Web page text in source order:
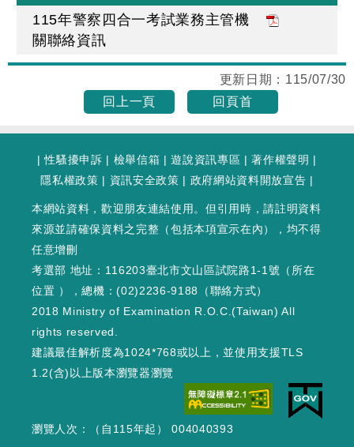
115年警察四合一考試業務主管機
關聯絡資訊
更新日期： 115/07/30
回上一頁
回頁首
|性騷擾申訴 | 檢舉信箱 |遊說資訊專區 |著作權聲明 |
隱私權政策 | 資訊安全政策 | 政府網站資料開放宣告 |
本網站資料，歡迎朋友連結使用。但引用時，請註明資料
來源並請確保資料之完整（包括本項宣示在內），均不得
任意增刪
考選部 地址：116203臺北市文山區試院路1-1號（ 所在
位置 ），總機：(02)2236-9188（聯絡方式）
2018 Ministry of Examination R.O.C.(Taiwan) All
rights reserved.
建議最佳解析度為1024*768或以上，並使用支援TLS
1.2(含)以上版本瀏覽器瀏覽
瀏覽人次：（自115年起） 004040393